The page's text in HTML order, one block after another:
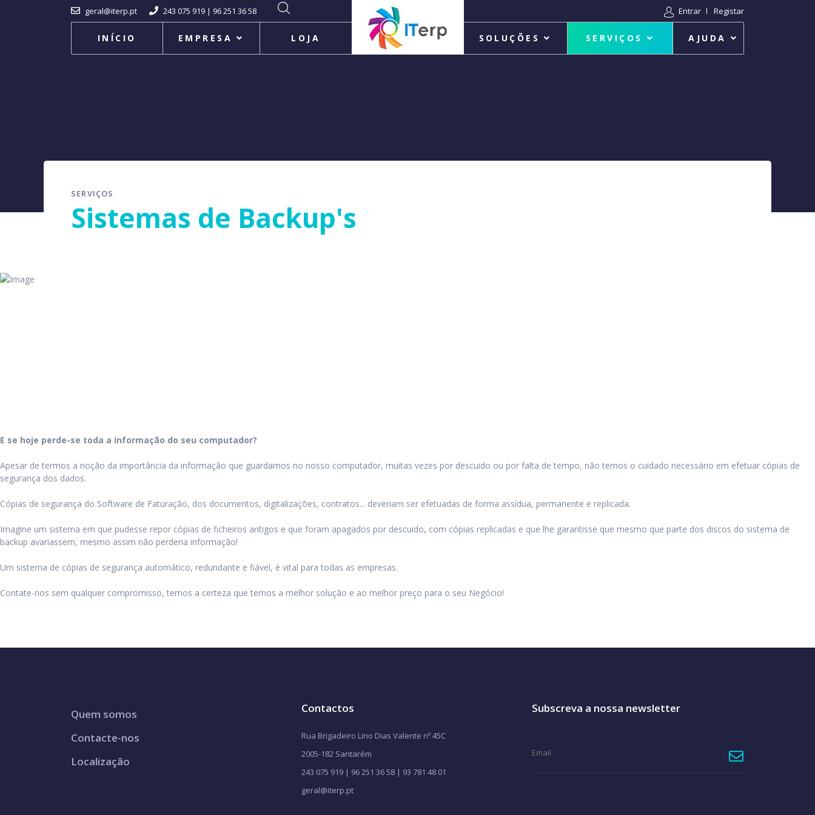
geral@iterp.pt 243 075 919 | 96 251 36 58
INÍCIO EMPRESA LOJA
Entrar Registar
SOLUÇÕES SERVIÇOS AJUDA
SERVIÇOS
Sistemas de Backup's
E se hoje perde-se toda a informação do seu computador?
Apesar de termos a noção da importância da informação que guardamos no nosso computador, muitas vezes por descuido ou por falta de tempo, não temos o cuidado necessário em efetuar cópias de
segurança dos dados.
Cópias de segurança do Software de Faturação, dos documentos, digitalizações, contratos... deveriam ser efetuadas de forma assídua, permanente e replicada.
Imagine um sistema em que pudesse repor cópias de ficheiros antigos e que foram apagados por descuido, com cópias replicadas e que lhe garantisse que mesmo que parte dos discos do sistema de
backup avariassem, mesmo assim não perderia informação!
Um sistema de cópias de segurança automático, redundante e fiável, é vital para todas as empresas.
Contate-nos sem qualquer compromisso, temos a certeza que temos a melhor solução e ao melhor preço para o seu Negócio!
Quem somos
Contacte-nos
Localização
Contactos
Rua Brigadeiro Lino Dias Valente nº 45C
2005-182 Santarém
243 075 919 | 96 251 36 58 | 93 781 48 01
geral@iterp.pt
Subscreva a nossa newsletter